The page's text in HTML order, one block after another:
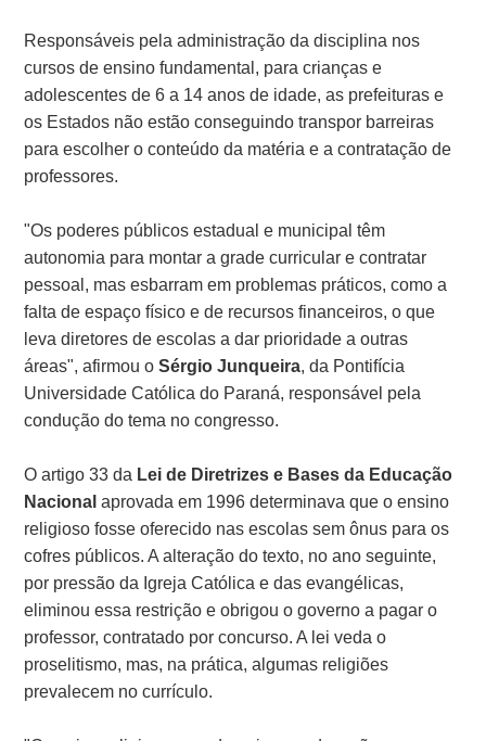
Responsáveis pela administração da disciplina nos
cursos de ensino fundamental, para crianças e
adolescentes de 6 a 14 anos de idade, as prefeituras e
os Estados não estão conseguindo transpor barreiras
para escolher o conteúdo da matéria e a contratação de
professores.
"Os poderes públicos estadual e municipal têm
autonomia para montar a grade curricular e contratar
pessoal, mas esbarram em problemas práticos, como a
falta de espaço físico e de recursos financeiros, o que
leva diretores de escolas a dar prioridade a outras
áreas", afirmou oSérgio Junqueira, da Pontifícia
Universidade Católica do Paraná, responsável pela
condução do tema no congresso.
O artigo 33 da Lei de Diretrizes e Bases da Educação
Nacional aprovada em 1996 determinava que o ensino
religioso fosse oferecido nas escolas sem ônus para os
cofres públicos. A alteração do texto, no ano seguinte,
por pressão da Igreja Católica e das evangélicas,
eliminou essa restrição e obrigou o governo a pagar o
professor, contratado por concurso. A lei veda o
proselitismo, mas, na prática, algumas religiões
prevalecem no currículo.